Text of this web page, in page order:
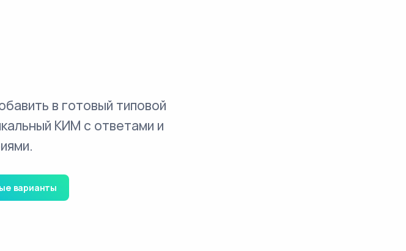
в готовый типовой
КИМ с ответами и
варианты